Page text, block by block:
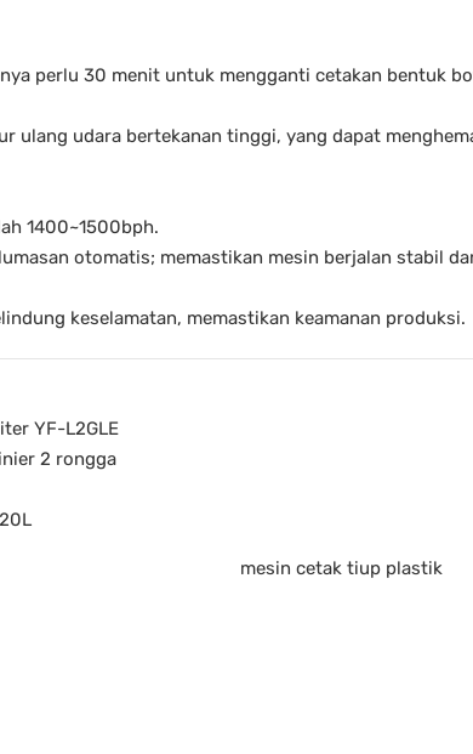
perlu 30 menit untuk mengganti cetakan bentuk
ulang udara bertekanan tinggi, yang dapat
1400~1500bph.
otomatis; memastikan mesin berjalan stabil
keselamatan, memastikan keamanan produksi.
YF-L2GLE
2 rongga